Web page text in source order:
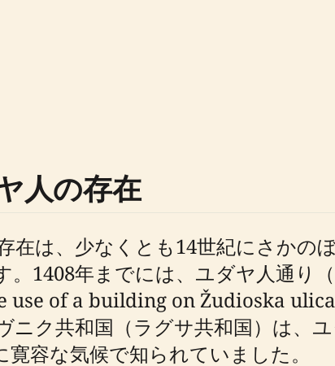
人の存在
在は、少なくとも14世紀にさかの
。1408年までには、ユダヤ人通り
of a building on Žudioska
ニク共和国（ラグサ共和国）は、
容な気候で知られていました。